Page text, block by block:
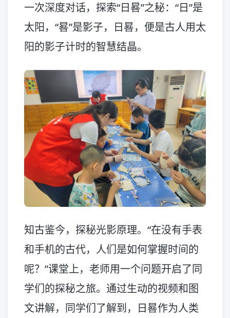
一次深度对话，探索“日晷”之秘：“日”是
太阳，“晷”是影子，日晷，便是古人用太
阳的影子计时的智慧结晶。
知古鉴今，探秘光影原理。“在没有手表
和手机的古代，人们是如何掌握时间的
呢？”课堂上，老师用一个问题开启了同
学们的探秘之旅。通过生动的视频和图
文讲解，同学们了解到，日晷作为人类